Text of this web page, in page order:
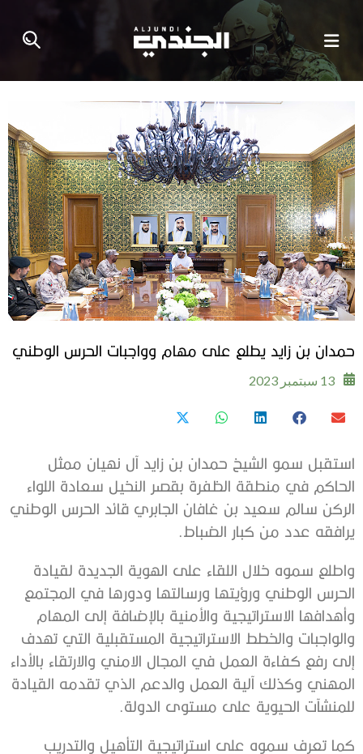
حمدان بن زايد يطلع على مهام وواجبات الحرس الوطني
13 سبتمبر 2023
استقبل سمو الشيخ حمدان بن زايد آل نهيان ممثل
الحاكم في منطقة الظفرة بقصر النخيل سعادة اللواء
الركن سالم سعيد بن غافان الجابري قائد الحرس الوطني
يرافقه عدد من كبار الضباط.
واطلع سموه خلال اللقاء على الهوية الجديدة لقيادة
الحرس الوطني ورؤيتها ورسالتها ودورها في المجتمع
وأهدافها الاستراتيجية والأمنية بالإضافة إلى المهام
والواجبات والخطط الاستراتيجية المستقبلية التي تهدف
إلى رفع كفاءة العمل في المجال الامني والارتقاء بالأداء
المهني وكذلك آلية العمل والدعم الذي تقدمه القيادة
للمنشآت الحيوية على مستوى الدولة.
كما تعرف سموه على استراتيجية التأهيل والتدريب